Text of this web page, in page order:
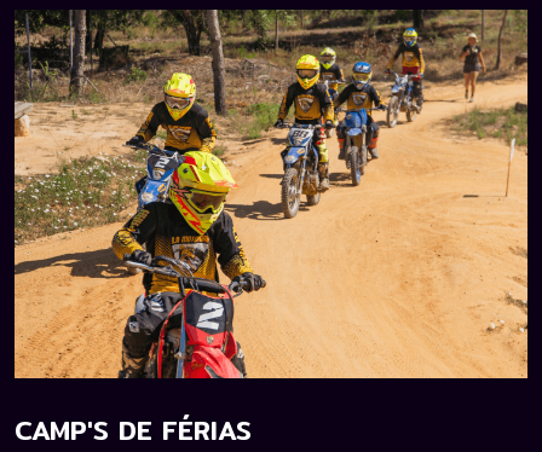
CAMP'S DE FÉRIAS